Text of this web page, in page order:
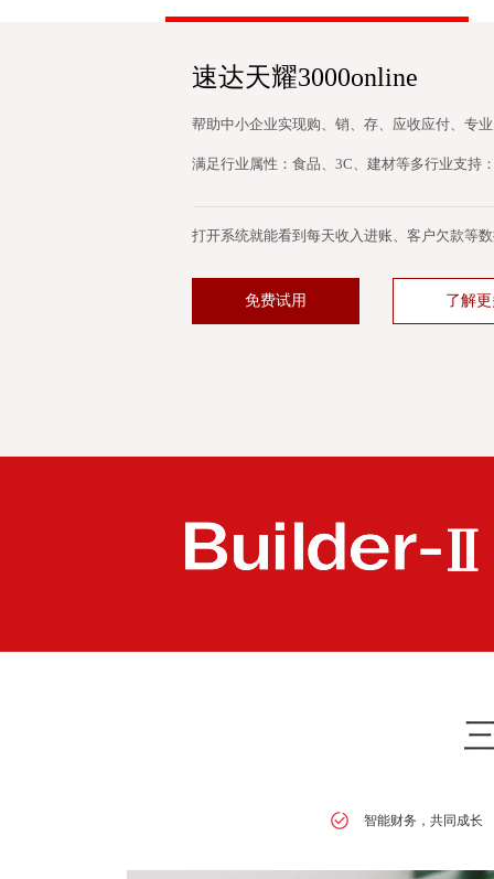
速达天耀3000online
帮助中小企业实现购、销、存、应收应付、专
满足行业属性：食品、3C、建材等多行业支持
打开系统就能看到每天收入进账、客户欠款等
免费试用 了解
智能财务，共同成长